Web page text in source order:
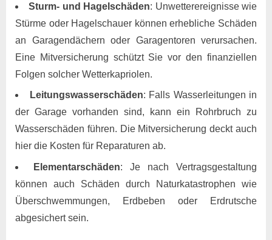
Sturm- und Hagelschäden: Unwetterereignisse wie
Stürme oder Hagelschauer können erhebliche Schäden
an Garagendächern oder Garagentoren verursachen.
Eine Mitversicherung schützt Sie vor den finanziellen
Folgen solcher Wetterkapriolen.
Leitungswasserschäden: Falls Wasserleitungen in
der Garage vorhanden sind, kann ein Rohrbruch zu
Wasserschäden führen. Die Mitversicherung deckt auch
hier die Kosten für Reparaturen ab.
Elementarschäden: Je nach Vertragsgestaltung
können auch Schäden durch Naturkatastrophen wie
Überschwemmungen, Erdbeben oder Erdrutsche
abgesichert sein.